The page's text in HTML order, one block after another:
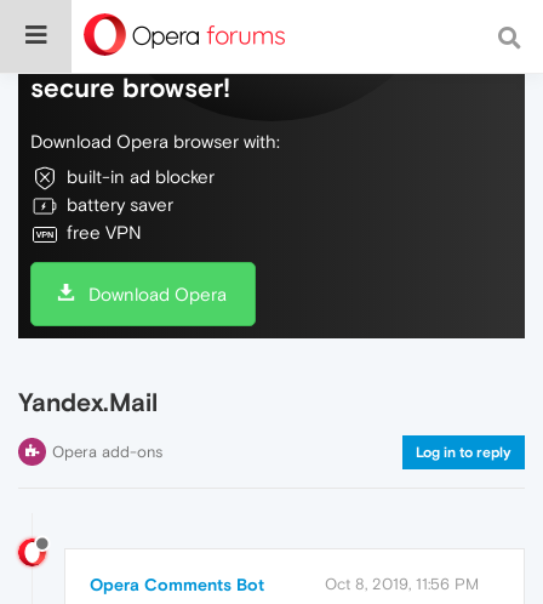
Do more on the web, with a fast and
secure browser!
Download Opera browser with:
built-in ad blocker
battery saver
free VPN
Download Opera
Yandex.Mail
Opera add-ons Log in to reply
Opera Comments Bot Oct 8, 2019, 11:56 PM